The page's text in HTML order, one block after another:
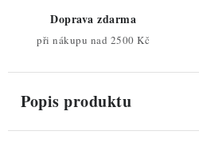
Doprava zdarma
při nákupu nad 2500 Kč
Popis produktu